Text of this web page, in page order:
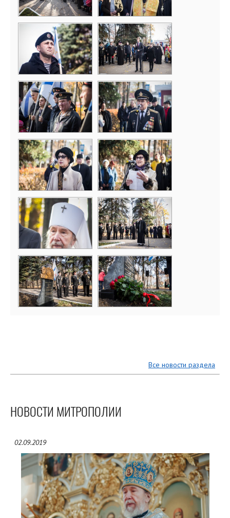
Все новости раздела
НОВОСТИ МИТРОПОЛИИ
02.09.2019